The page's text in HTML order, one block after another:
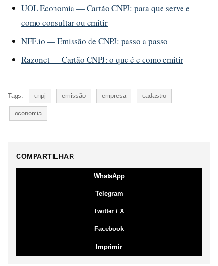
UOL Economia — Cartão CNPJ: para que serve e
como consultar ou emitir
NFE.io — Emissão de CNPJ: passo a passo
Razonet — Cartão CNPJ: o que é e como emitir
Tags: cnpj emissão empresa cadastro
economia
COMPARTILHAR
WhatsApp
Telegram
Twitter / X
Facebook
Imprimir